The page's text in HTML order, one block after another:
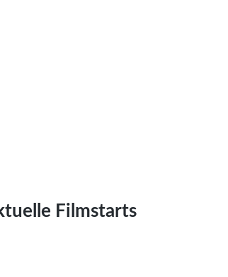
Filmstarts